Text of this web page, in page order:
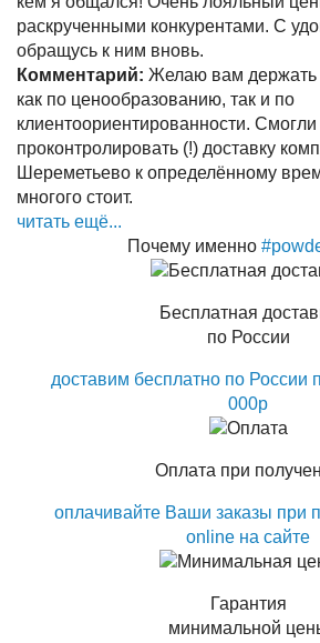
раскрученными конкурентами. С
обращусь к ним вновь.
Комментарий: Желаю вам держать
как по ценообразованию, так и по
клиентоориентированности. Смогли
проконтролировать (!) доставку
Шереметьево к определённому
многого стоит.
читать ещё...
Почему именно
Бесплатная
по России
доставим бесплатно по России
000р
Оплата при
оплачивайте Ваши заказы при
online на сайте
Гарантия
минимальной